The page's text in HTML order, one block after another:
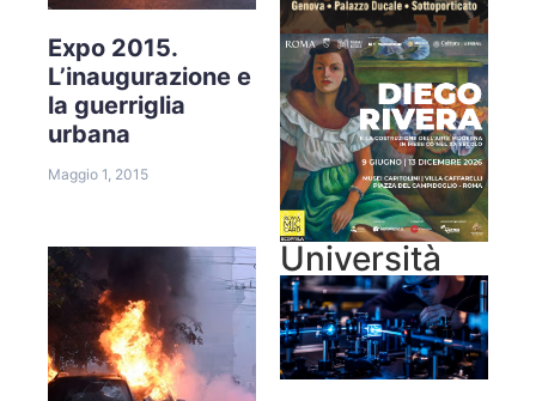
Expo 2015.
L’inaugurazione e
la guerriglia
urbana
Maggio 1, 2015
Università